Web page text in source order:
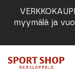
myymälä ja